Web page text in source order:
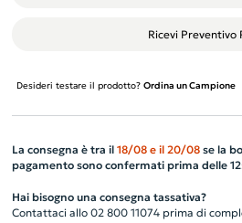
Ricevi Preventivo
Desideri testare il prodotto? Ordina un Campione
La consegna è tra il 18/08 e il 20/08se la
pagamento sono confermati prima delle
Hai bisogno una consegna tassativa?
Contattaci allo 02 800 11074 prima di